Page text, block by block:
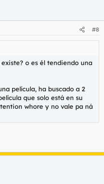
#8
existe? o es él tendiendo una
película, ha buscado a 2
que solo está en su
whore y no vale pa ná